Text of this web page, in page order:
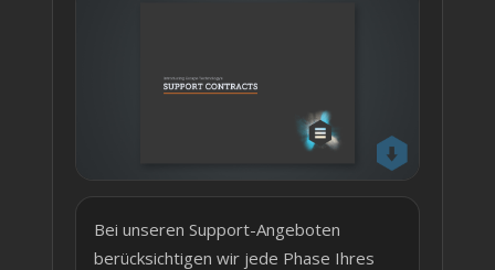
Bei unseren Support-Angeboten
berücksichtigen wir jede Phase Ihres